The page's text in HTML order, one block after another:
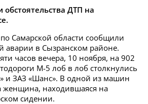
ДТП на
Самарской области сообщили
аварии в Сызранском районе.
часов вечера, 10 ноября, на 902
М-5 лоб в лоб столкнулись
и ЗАЗ «Шанс». В одной из машин
женщина, находившаяся на
сидении.